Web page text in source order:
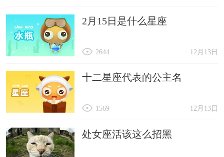
2月15日是什么星座
12月13日
2644
十二星座代表的公主名
12月13日
1569
处女座活该这么招黑